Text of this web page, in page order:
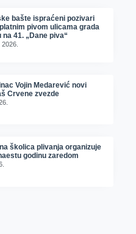
bašte ispraćeni pozivari
pivom ulicama grada
na 41. „Dane piva“
Vojin Medarević novi
Crvene zvezde
školica plivanja organizuje
godinu zaredom